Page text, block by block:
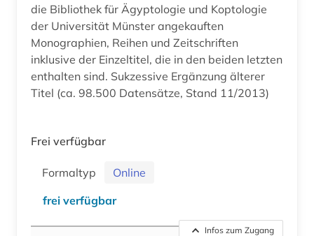
die Bibliothek für Ägyptologie und Koptologie
der Universität Münster angekauften
Monographien, Reihen und Zeitschriften
inklusive der Einzeltitel, die in den beiden letzten
enthalten sind. Sukzessive Ergänzung älterer
Titel (ca. 98.500 Datensätze, Stand 11/2013)
Frei verfügbar
Formaltyp
Online
frei verfügbar
Infos zum Zugang